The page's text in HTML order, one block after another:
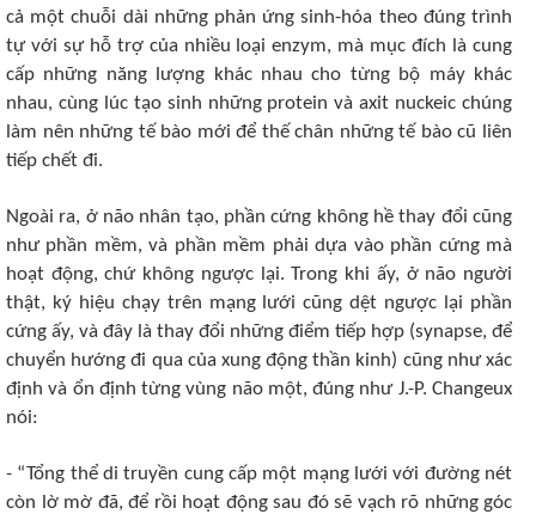
cả một chuỗi dài những phản ứng sinh-hóa theo đúng trình
tự với sự hỗ trợ của nhiều loại enzym, mà mục đích là cung
cấp những năng lượng khác nhau cho từng bộ máy khác
nhau, cùng lúc tạo sinh những protein và axit nuckeic chúng
làm nên những tế bào mới để thế chân những tế bào cũ liên
tiếp chết đi.
Ngoài ra, ở não nhân tạo, phần cứng không hề thay đổi cũng
như phần mềm, và phần mềm phải dựa vào phần cứng mà
hoạt động, chứ không ngược lại. Trong khi ấy, ở não người
thật, ký hiệu chạy trên mạng lưới cũng dệt ngược lại phần
cứng ấy, và đây là thay đổi những điểm tiếp hợp (synapse, để
chuyển hướng đi qua của xung động thần kinh) cũng như xác
định và ổn định từng vùng não một, đúng như J.-P. Changeux
nói:
- “Tổng thể di truyền cung cấp một mạng lưới với đường nét
còn lờ mờ đã, để rồi hoạt động sau đó sẽ vạch rõ những góc